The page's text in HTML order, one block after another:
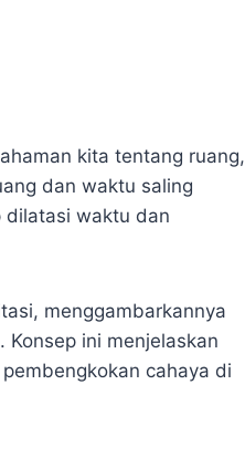
kita tentang ruang,
dan waktu saling
dilatasi waktu dan
menggambarkannya
ini menjelaskan
cahaya di